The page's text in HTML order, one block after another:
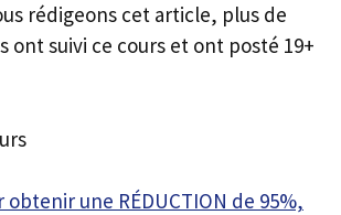
rédigeons cet article, plus de
ont suivi ce cours et ont posté 19+
obtenir une RÉDUCTION de 95%,